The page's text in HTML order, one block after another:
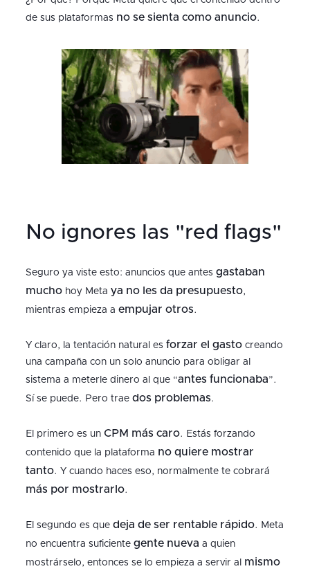
de sus plataformas no se sienta como anuncio.
No ignores las "red flags"
Seguro ya viste esto: anuncios que antes gastaban
muchohoy Meta ya no les da presupuesto,
mientras empieza a empujar otros.
Y claro, la tentación natural es forzar el gastocreando
una campaña con un solo anuncio para obligar al
sistema a meterle dinero al que “antes funcionaba”.
Sí se puede. Pero trae dos problemas.
El primero es un CPM más caro. Estás forzando
contenido que la plataforma no quiere mostrar
tanto. Y cuando haces eso, normalmente te cobrará
más por mostrarlo.
El segundo es que deja de ser rentable rápido. Meta
no encuentra suficiente gente nueva a quien
mostrárselo, entonces se lo empieza a servir al mismo